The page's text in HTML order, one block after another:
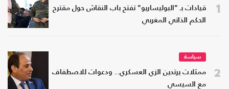
1
قيادات بـ "البوليساريو" تفتح باب النقاش حول مقترح
الحكم الذاتي المغربي
2
سياسة
ممثلات يرتدين الزي العسكري.. ودعوات للاصطفاف
مع السيسي